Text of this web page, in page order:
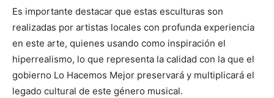
Es importante destacar que estas esculturas son
realizadas por artistas locales con profunda experiencia
en este arte, quienes usando como inspiración el
hiperrealismo, lo que representa la calidad con la que el
gobierno Lo Hacemos Mejor preservará y multiplicará el
legado cultural de este género musical.